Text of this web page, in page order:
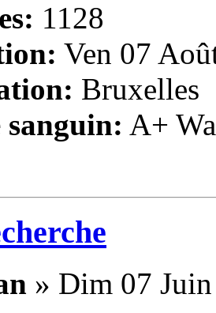
1128
Ven 07
Bruxelles
sanguin: A+
» Dim 07